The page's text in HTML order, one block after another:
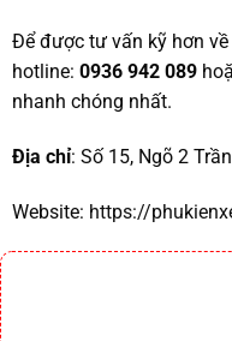
Để được tư vấn kỹ hơn
hotline: 0936 942 089
nhanh chóng nhất.
Địa chỉ: Số 15, Ngõ 2
Website: https://